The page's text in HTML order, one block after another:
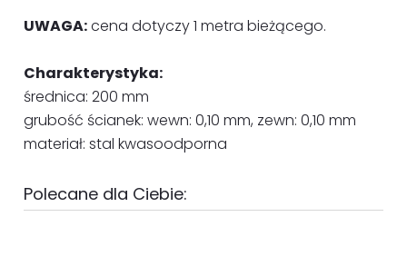
UWAGA:cena dotyczy 1 metra bieżącego.
Charakterystyka:
średnica: 200 mm
grubość ścianek: wewn: 0,10 mm, zewn: 0,10 mm
materiał: stal kwasoodporna
Polecane dla Ciebie: